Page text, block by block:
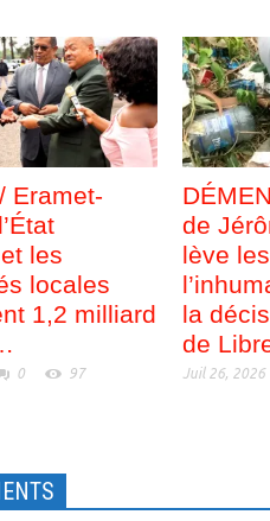
Eramet-
les
locales
1,2 milliard
0 97
de
lève
la
de
Juil 26, 2026